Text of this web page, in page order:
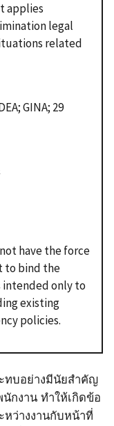
applies
legal
related
GINA; 29
have the force
to bind the
intended only to
existing
policies.
ทบอย่างมีนัยสำคัญ
กงาน ทำให้เกิดข้อ
หว่างงานกับหน้าที่